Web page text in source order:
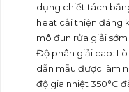
dụng chiết tách
heat cải thiện đáng
mô đun rửa giải
Độ phân giải cao:
dẫn mẫu được làm
độ gia nhiệt 350°C